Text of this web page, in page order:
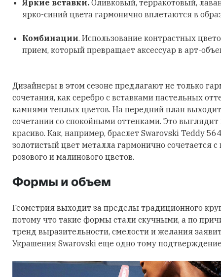
Яркие вставки. Оливковый, терракотовый,
ярко-синий цвета гармонично вплетаются в
Комбинации. Использование контрастных
прием, который превращает аксессуар в арт-
Дизайнеры в этом сезоне предлагают не только
сочетания, как серебро с вставками пастельных
камнями теплых цветов. На передний план
сочетании со спокойными оттенками. Это
красиво. Как, например, браслет Swarovski Teddy
золотистый цвет металла гармонично сочетается
розового и малинового цветов.
Формы и объем
Геометрия выходит за пределы традиционного
потому что такие формы стали скучными, а по
тренд выразительности, смелости и желания
Украшения Swarovski еще одно тому